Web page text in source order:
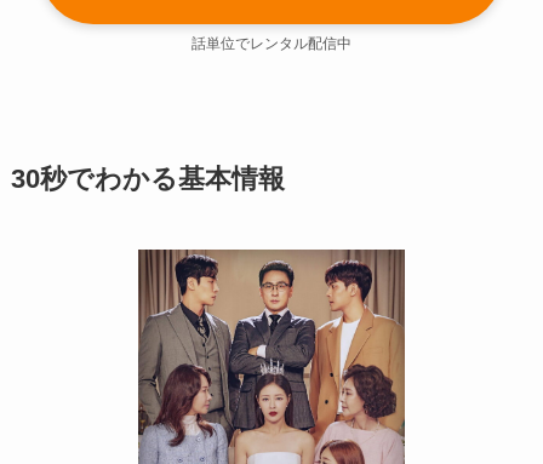
話単位でレンタル配信中
30秒でわかる基本情報